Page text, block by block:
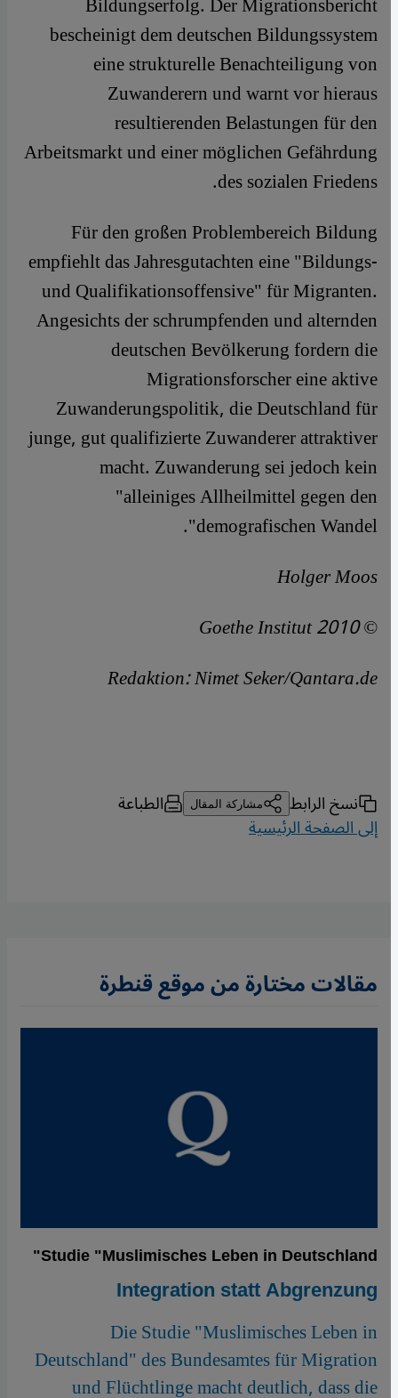
bescheinigt dem deutschen Bildungssystem
eine strukturelle Benachteiligung von
Zuwanderern und warnt vor hieraus
resultierenden Belastungen für den
Arbeitsmarkt und einer möglichen Gefährdung
des sozialen Friedens.
Für den großen Problembereich Bildung
empfiehlt das Jahresgutachten eine "Bildungs-
und Qualifikationsoffensive" für Migranten.
Angesichts der schrumpfenden und alternden
deutschen Bevölkerung fordern die
Migrationsforscher eine aktive
Zuwanderungspolitik, die Deutschland für
junge, gut qualifizierte Zuwanderer attraktiver
macht. Zuwanderung sei jedoch kein
"alleiniges Allheilmittel gegen den
demografischen Wandel".
Holger Moos
© Goethe Institut 2010
Redaktion: Nimet Seker/Qantara.de
نسخ الرابط مشاركة المقال الطباعة
إلى الصفحة الرئيسية
مقالات مختارة من موقع قنطرة
Studie "Muslimisches Leben in Deutschland"
Integration statt Abgrenzung
Die Studie "Muslimisches Leben in
Deutschland" des Bundesamtes für Migration
und Flüchtlinge macht deutlich, dass die